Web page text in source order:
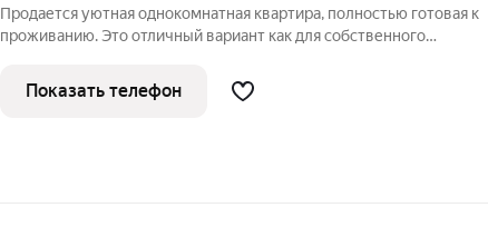
Продается уютная однокомнатная квартира, полностью готовая к
проживанию. Это отличный вариант как для собственного
требует дополнительных вложений. По согласованию остается
мебель и бытовая
Показать телефон